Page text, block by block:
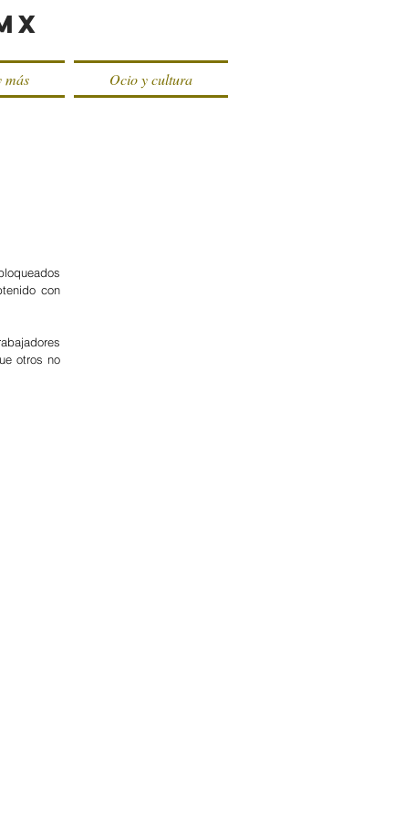
más Ocio y cultura
con
otros no